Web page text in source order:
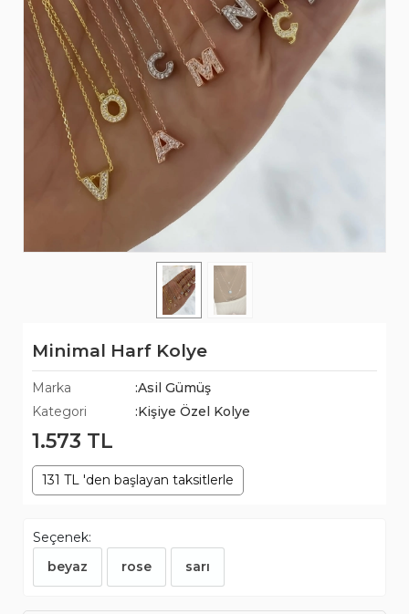
Minimal Harf Kolye
Marka
:Asil Gümüş
Kategori
:Kişiye Özel Kolye
1.573 TL
131 TL 'den başlayan taksitlerle
Seçenek:
beyaz
rose sarı